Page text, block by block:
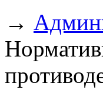
→